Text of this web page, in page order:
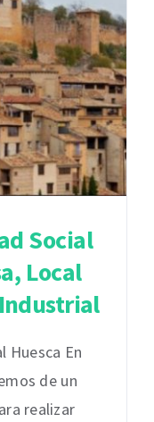
Social
Local
Huesca En
de un
realizar